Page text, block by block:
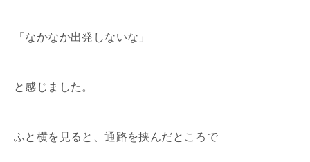
「なかなか出発しないな」
と感じました。
ふと横を見ると、通路を挟んだところで